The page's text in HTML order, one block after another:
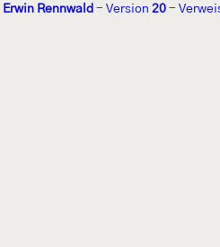
Erwin Rennwald - Version 20 -